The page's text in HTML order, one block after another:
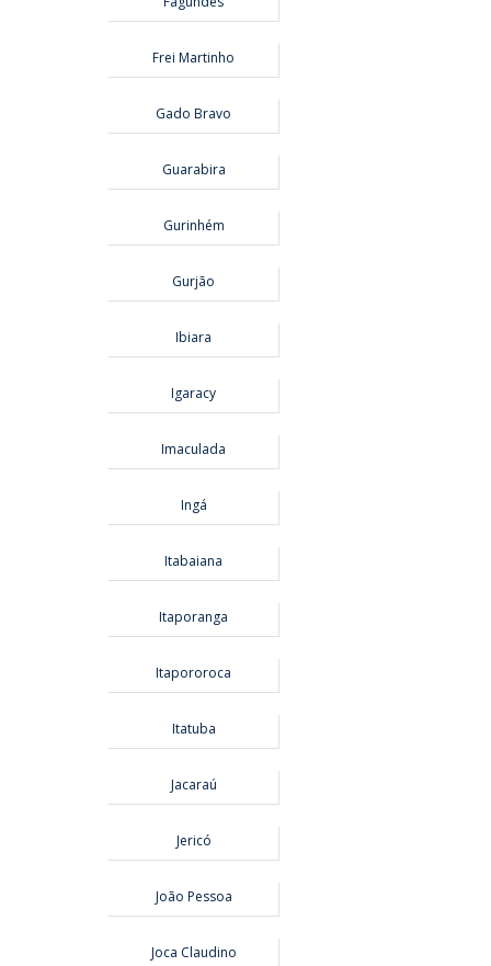
Frei Martinho
Gado Bravo
Guarabira
Gurinhém
Gurjão
Ibiara
Igaracy
Imaculada
Ingá
Itabaiana
Itaporanga
Itapororoca
Itatuba
Jacaraú
Jericó
João Pessoa
Joca Claudino